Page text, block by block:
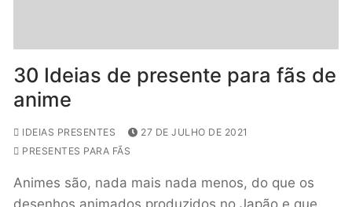
30 Ideias de presente para fãs de
anime
IDEIAS PRESENTES
27 DE JULHO DE 2021
PRESENTES PARA FÃS
Animes são, nada mais nada menos, do que os